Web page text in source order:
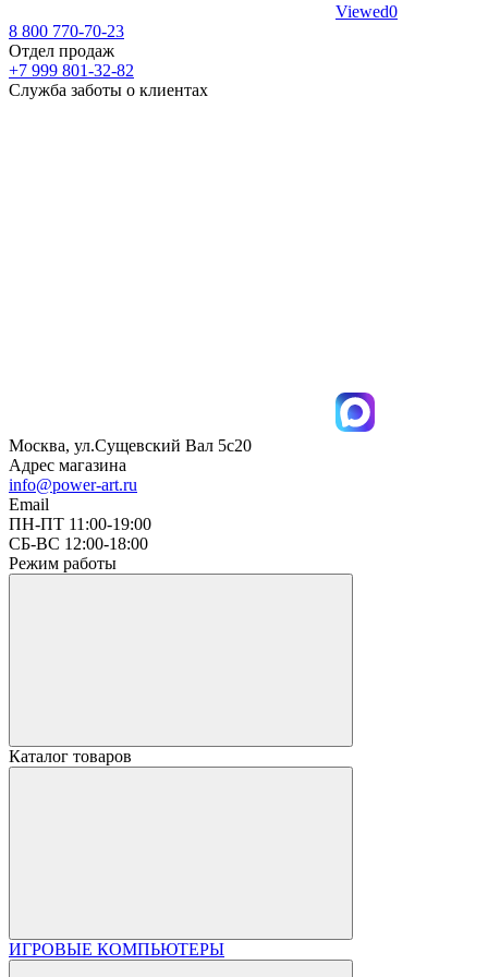
Viewed0
8 800 770-70-23
Отдел продаж
+7 999 801-32-82
Служба заботы о клиентах
Москва, ул.Сущевский Вал 5с20
Адрес магазина
info@power-art.ru
Email
ПН-ПТ 11:00-19:00
СБ-ВС 12:00-18:00
Режим работы
Каталог товаров
ИГРОВЫЕ КОМПЬЮТЕРЫ